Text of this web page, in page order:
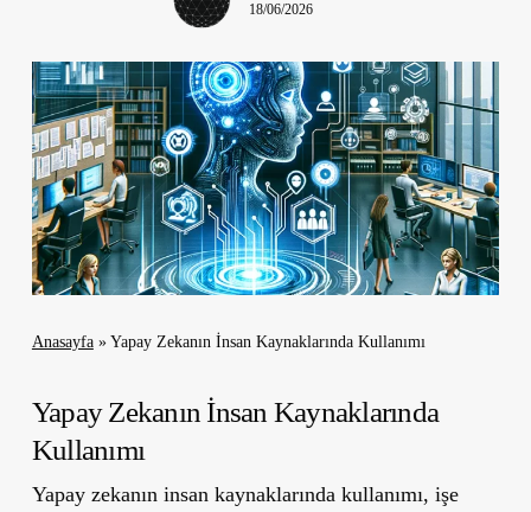
18/06/2026
Anasayfa» Yapay Zekanın İnsan Kaynaklarında Kullanımı
Yapay Zekanın İnsan Kaynaklarında
Kullanımı
Yapay zekanın insan kaynaklarında kullanımı, işe